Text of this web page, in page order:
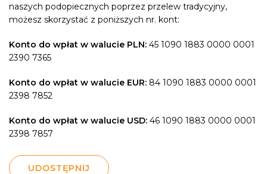
naszych podopiecznych poprzez przelew tradycyjny,
możesz skorzystać z poniższych nr. kont:
Konto do wpłat w walucie PLN: 45 1090 1883 0000 0001
2390 7365
Konto do wpłat w walucie EUR: 84 1090 1883 0000 0001
2398 7852
Konto do wpłat w walucie USD: 46 1090 1883 0000 0001
2398 7857
UDOSTĘPNIJ